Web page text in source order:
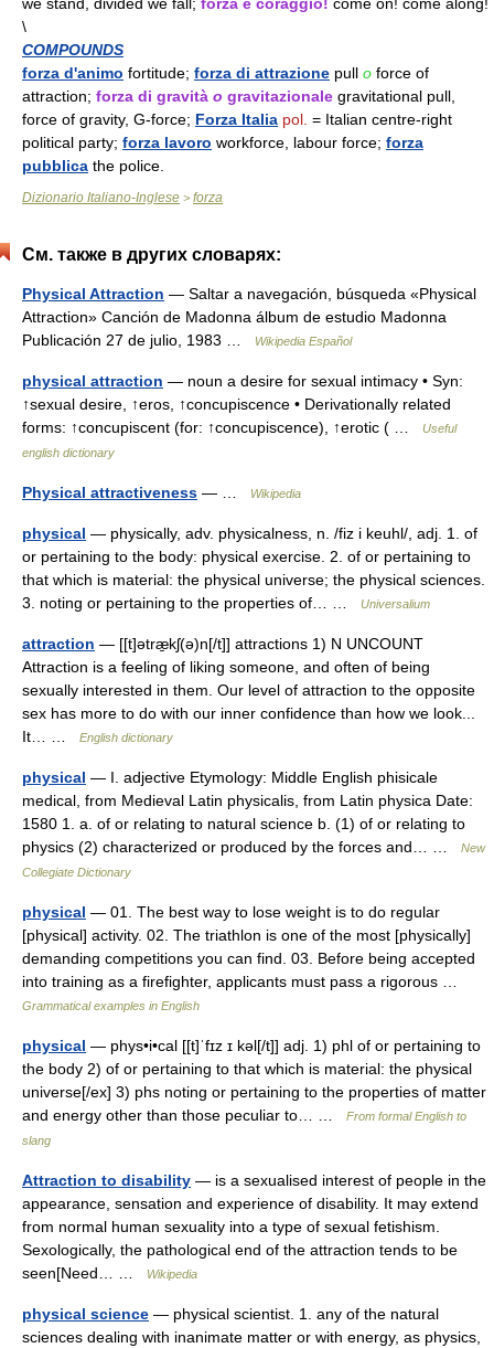
\
COMPOUNDS
forza d'animo fortitude; forza di attrazione pull o force of
attraction; forza di gravità o gravitazionale gravitational pull,
force of gravity, G-force; Forza Italia pol. = Italian centre-right
political party; forza lavoro workforce, labour force; forza
pubblica the police.
Dizionario Italiano-Inglese > forza
См. также в других словарях:
Physical Attraction — Saltar a navegación, búsqueda «Physical
Attraction» Canción de Madonna álbum de estudio Madonna
Publicación 27 de julio, 1983 …
Wikipedia Español
physical attraction — noun a desire for sexual intimacy • Syn:
↑sexual desire, ↑eros, ↑concupiscence • Derivationally related
forms: ↑concupiscent (for: ↑concupiscence), ↑erotic ( …
Useful
english dictionary
Physical attractiveness — … Wikipedia
physical — physically, adv. physicalness, n. /fiz i keuhl/, adj. 1. of
or pertaining to the body: physical exercise. 2. of or pertaining to
that which is material: the physical universe; the physical sciences.
3. noting or pertaining to the properties of… …
Universalium
attraction — [[t]ətræ̱kʃ(ə)n[/t]] attractions 1) N UNCOUNT
Attraction is a feeling of liking someone, and often of being
sexually interested in them. Our level of attraction to the opposite
sex has more to do with our inner confidence than how we look...
It… …
English dictionary
physical — I. adjective Etymology: Middle English phisicale
medical, from Medieval Latin physicalis, from Latin physica Date:
1580 1. a. of or relating to natural science b. (1) of or relating to
physics (2) characterized or produced by the forces and… …
New
Collegiate Dictionary
physical — 01. The best way to lose weight is to do regular
[physical] activity. 02. The triathlon is one of the most [physically]
demanding competitions you can find. 03. Before being accepted
into training as a firefighter, applicants must pass a rigorous …
Grammatical examples in English
physical — phys•i•cal [[t]ˈfɪz ɪ kəl[/t]] adj. 1) phl of or pertaining to
the body 2) of or pertaining to that which is material: the physical
universe[/ex] 3) phs noting or pertaining to the properties of matter
and energy other than those peculiar to… …
From formal English to
slang
Attraction to disability — is a sexualised interest of people in the
appearance, sensation and experience of disability. It may extend
from normal human sexuality into a type of sexual fetishism.
Sexologically, the pathological end of the attraction tends to be
seen[Need… …
Wikipedia
physical science — physical scientist. 1. any of the natural
sciences dealing with inanimate matter or with energy, as physics,